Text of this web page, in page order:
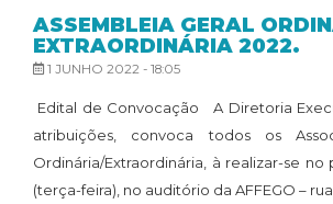
ASSEMBLEIA GERAL
EXTRAORDINÁRIA 2022.
1 JUNHO 2022 - 18:05
Edital de Convocação A Diretoria
atribuições, convoca todos os
Ordinária/Extraordinária, à realizar-se
(terça-feira), no auditório da AFFEGO – rua